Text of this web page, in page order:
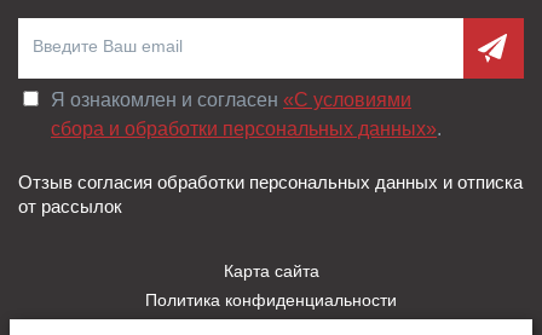
Я ознакомлен и согласен «C условиями
сбора и обработки персональных данных».
Отзыв согласия обработки персональных данных и отписка
от рассылок
Карта сайта
Политика конфиденциальности